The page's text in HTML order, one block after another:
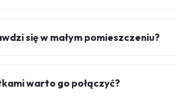
się w małym pomieszczeniu?
warto go połączyć?